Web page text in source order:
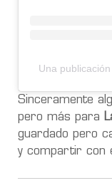
Una
Sinceramente
pero más para
guardado pero
y compartir con